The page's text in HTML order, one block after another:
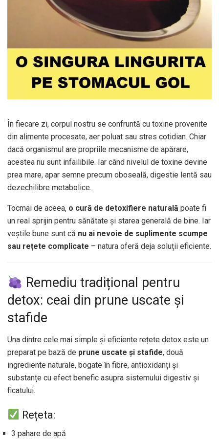
În fiecare zi, corpul nostru se confruntă cu toxine provenite
din alimente procesate, aer poluat sau stres cotidian. Chiar
dacă organismul are propriile mecanisme de apărare,
acestea nu sunt infailibile. Iar când nivelul de toxine devine
prea mare, apar semne precum oboseală, digestie lentă sau
dezechilibre metabolice.
Tocmai de aceea, o cură de detoxifiere naturală poate fi
un real sprijin pentru sănătate și starea generală de bine. Iar
veștile bune sunt că nu ai nevoie de suplimente scumpe
sau rețete complicate – natura oferă deja soluții eficiente.
Remediu tradițional pentru
detox: ceai din prune uscate și
stafide
Una dintre cele mai simple și eficiente rețete detox este un
preparat pe bază de prune uscate și stafide, două
ingrediente naturale, bogate în fibre, antioxidanți și
substanțe cu efect benefic asupra sistemului digestiv și
ficatului.
Rețeta:
3 pahare de apă